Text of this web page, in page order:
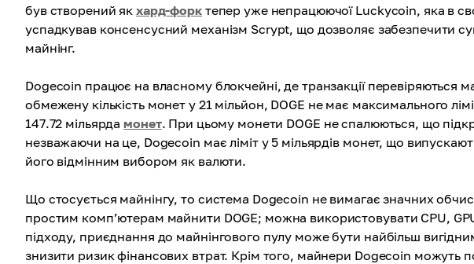
був створений як хард-форктепер уже непрацюючої Luckycoin, яка в
успадкував консенсусний механізм Scrypt, що дозволяє забезпечити
майнінг.
Dogecoin працює на власному блокчейні, де транзакції перевіряються
обмежену кількість монет у 21 мільйон, DOGE не має максимального
147.72 мільярдамонет. При цьому монети DOGE не спалюються, що
незважаючи на це, Dogecoin має ліміт у 5 мільярдів монет, що
його відмінним вибором як валюти.
Що стосується майнінгу, то система Dogecoin не вимагає значних
простим комп’ютерам майнити DOGE; можна використовувати CPU,
підходу, приєднання до майнінгового пулу може бути найбільш
знизити ризик фінансових втрат. Крім того, майнери Dogecoin можуть